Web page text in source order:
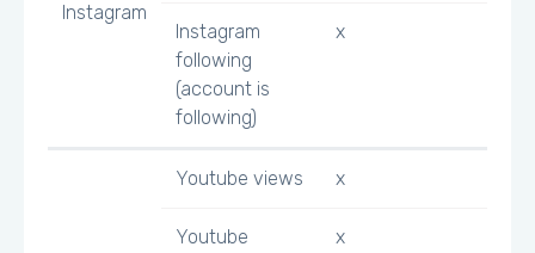
Instagram
Instagram
following
(account is
following)
x
Youtube views x
Youtube x